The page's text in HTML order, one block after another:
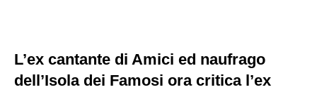
L’ex cantante di Amici ed naufrago
dell’Isola dei Famosi ora critica l’ex